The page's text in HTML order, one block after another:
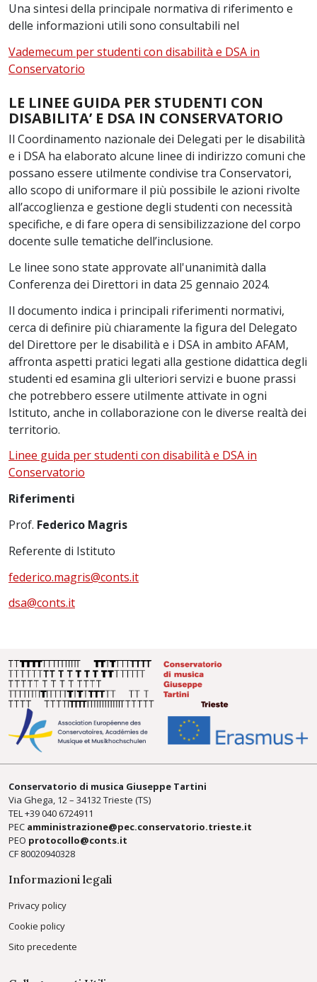
Una sintesi della principale normativa di riferimento e
delle informazioni utili sono consultabili nel
Vademecum per studenti con disabilità e DSA in
Conservatorio
LE LINEE GUIDA PER STUDENTI CON
DISABILITA’ E DSA IN CONSERVATORIO
Il Coordinamento nazionale dei Delegati per le disabilità
e i DSA ha elaborato alcune linee di indirizzo comuni che
possano essere utilmente condivise tra Conservatori,
allo scopo di uniformare il più possibile le azioni rivolte
all’accoglienza e gestione degli studenti con necessità
specifiche, e di fare opera di sensibilizzazione del corpo
docente sulle tematiche dell’inclusione.
Le linee sono state approvate all'unanimità dalla
Conferenza dei Direttori in data 25 gennaio 2024.
Il documento indica i principali riferimenti normativi,
cerca di definire più chiaramente la figura del Delegato
del Direttore per le disabilità e i DSA in ambito AFAM,
affronta aspetti pratici legati alla gestione didattica degli
studenti ed esamina gli ulteriori servizi e buone prassi
che potrebbero essere utilmente attivate in ogni
Istituto, anche in collaborazione con le diverse realtà dei
territorio.
Linee guida per studenti con disabilità e DSA in
Conservatorio
Riferimenti
Prof. Federico Magris
Referente di Istituto
federico.magris@conts.it
dsa@conts.it
Conservatorio di musica Giuseppe Tartini
Via Ghega, 12 – 34132 Trieste (TS)
TEL +39040 6724911
PEC amministrazione@pec.conservatorio.trieste.it
PEO protocollo@conts.it
CF 80020940328
Informazioni legali
Privacy policy
Cookie policy
Sito precedente